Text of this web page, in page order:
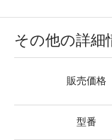
その他の詳細
販売価格
型番